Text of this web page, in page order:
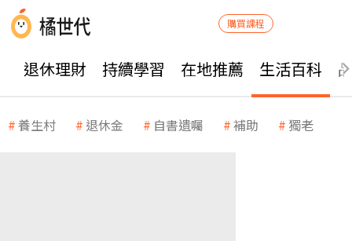
購買課程
退休理財 持續學習 在地推薦 生活百科
養生村 退休金 自書遺囑 補助 獨老